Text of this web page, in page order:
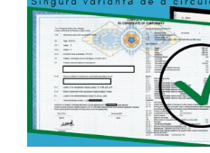
ACCESORII
Lumini
Kit Conversie
Piese Trotinete Electrice
PIESE UNIVERSALE
Baterie Trotineta Electrica